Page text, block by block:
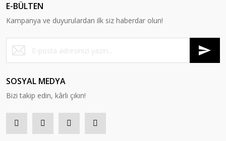
E-BÜLTEN
Kampanya ve duyurulardan ilk siz haberdar olun!
SOSYAL MEDYA
Bizi takip edin, kârlı çıkın!